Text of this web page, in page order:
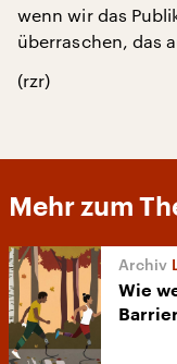
wenn wir das
überraschen, das
(rzr)
Mehr zum
Wie